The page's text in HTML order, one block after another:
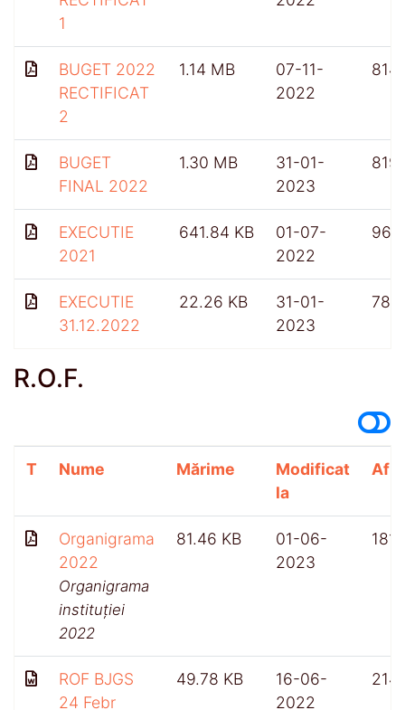
1
BUGET 2022
RECTIFICAT
2
1.14 MB
07-11-
2022
814
BUGET
FINAL 2022
1.30 MB
31-01-
2023
819
EXECUTIE
2021
641.84 KB
01-07-
2022
961
EXECUTIE
31.12.2022
22.26 KB
31-01-
2023
782
R.O.F.
T Nume Mărime
Modificat
la
Organigrama
2022
Organigrama
instituției
2022
81.46 KB
01-06-
2023
1811
ROF BJGS
24 Febr
49.78 KB
16-06-
2022